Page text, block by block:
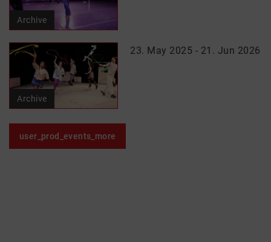
Archive
Archive
23. May 2025 - 21. Jun 2026
user_prod_events_more